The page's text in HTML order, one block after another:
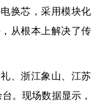
换芯，采用模块化
从根本上解决了传
、浙江象山、江苏
台。现场数据显示，